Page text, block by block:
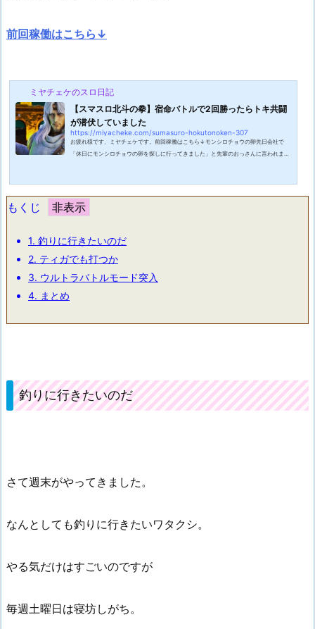
前回稼働はこちら↓
ミヤチェケのスロ日記
【スマスロ北斗の拳】宿命バトルで2回勝ったらトキ共闘
が潜伏していました
https://miyacheke.com/sumasuro-hokutonoken-307
お疲れ様です、ミヤチェケです。前回稼働はこちら↓モンシロチョウの卵先日会社で
「休日にモンシロチョウの卵を探しに行ってきました」と先輩のおっさんに言われまし
生まれてこの方見た記憶がありません。というか探して見つかるものなのか？と思った
のですが菜の花をよく見たら付いて...
もくじ
1. 釣りに行きたいのだ
2. ティガでも打つか
3. ウルトラバトルモード突入
4. まとめ
釣りに行きたいのだ
さて週末がやってきました。
なんとしても釣りに行きたいワタクシ。
やる気だけはすごいのですが
毎週土曜日は寝坊しがち。